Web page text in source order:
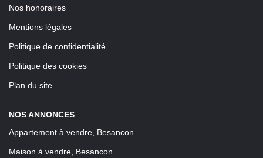
Nos honoraires
Mentions légales
Politique de confidentialité
Politique des cookies
Plan du site
NOS ANNONCES
Appartement à vendre, Besancon
Maison à vendre, Besancon